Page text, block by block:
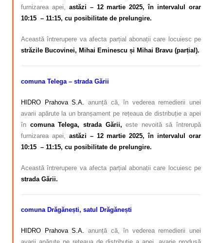
furnizarea apei, astăzi – 12 martie 2025, în intervalul orar
10:15 – 11:15, cu posibilitate de prelungire.
Această întrerupere va afecta parțial abonații care locuiesc pe
străzile Bucovinei, Mihai Eminescu și Mihai Bravu (parțial).
comuna Telega – strada Gării
HIDRO Prahova S.A.
anunță că, în vederea remedierii unei
avarii apărute la un branșament pe rețeaua de distribuție a apei
în comuna Telega, strada Gării, este nevoită să întrerupă
furnizarea apei, astăzi – 12 martie 2025, în intervalul orar
10:15 – 11:15, cu posibilitate de prelungire.
Această întrerupere va afecta parțial abonații care locuiesc pe
strada Gării.
comuna Drăgănești, satul Drăgănești
HIDRO Prahova S.A. anunță că, în vederea remedierii unei